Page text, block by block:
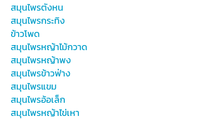
สมุนไพรตังหน
สมุนไพรกระทิง
ข้าวโพด
สมุนไพรหญ้าไม้กวาด
สมุนไพรหญ้าพง
สมุนไพรข้าวฟ่าง
สมุนไพรแขม
สมุนไพรอ้อเล็ก
สมุนไพรหญ้าไข่เหา